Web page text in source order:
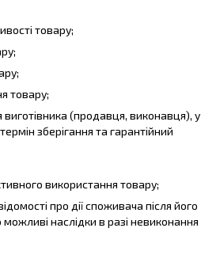
товару;
товару;
виготівника (продавця, виконавця), у
зберігання та гарантійний
використання товару;
про дії споживача після його
наслідки в разі невиконання